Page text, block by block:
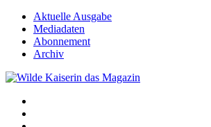
Aktuelle Ausgabe
Mediadaten
Abonnement
Archiv